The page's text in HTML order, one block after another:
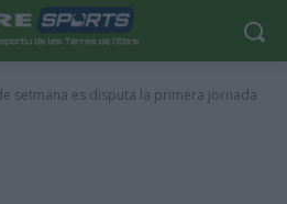
setmana es disputa la primera jornada